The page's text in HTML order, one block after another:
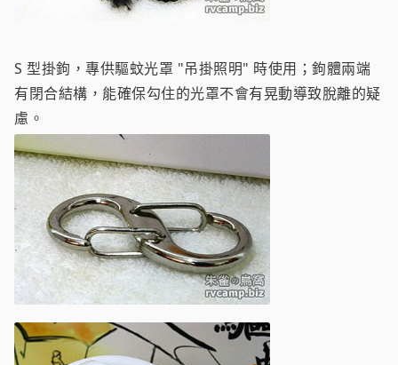
S 型掛鉤，專供驅蚊光罩 "吊掛照明" 時使用；鉤體兩端
有閉合結構，能確保勾住的光罩不會有晃動導致脫離的疑
慮。